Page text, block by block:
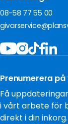
Om oss
Bli månadsgivare
Starta egen
Bidra som företag
Testamentera
Frågor och svar
Jobba hos oss
Policys och villkor
Tillgänglighet
Cookies
08-58 77 55 00
Prenumerera
Få
i vårt arbete för
direkt i din inkorg.